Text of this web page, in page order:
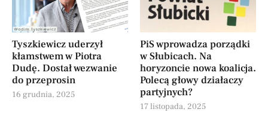
Tyszkiewicz uderzył
kłamstwem w Piotra
Dudę. Dostał wezwanie
do przeprosin
16 grudnia, 2025
PiS wprowadza porządki
w Słubicach. Na
horyzoncie nowa koalicja.
Polecą głowy działaczy
partyjnych?
17 listopada, 2025